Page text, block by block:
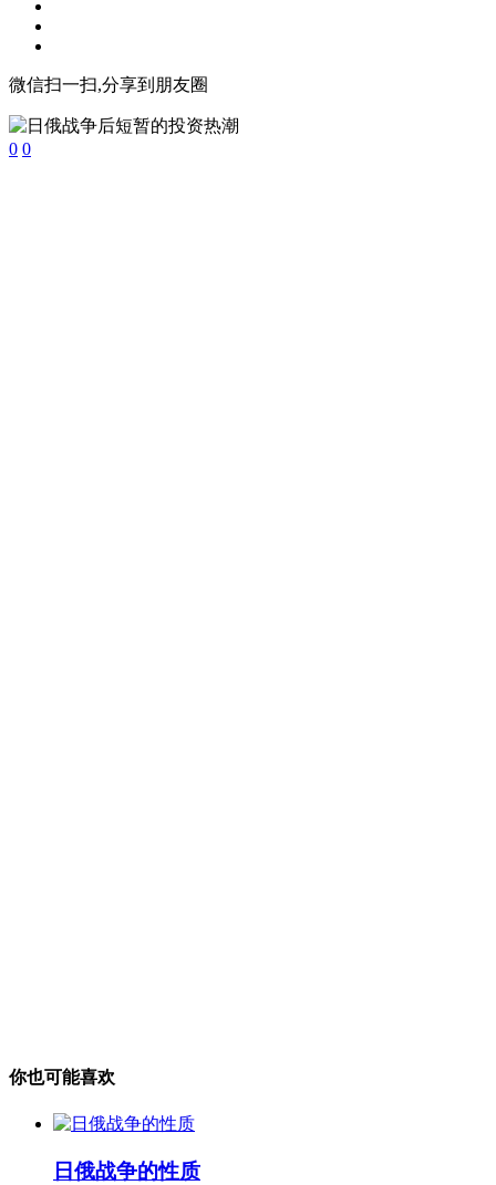
微信扫一扫,分享到朋友圈
0 0
你也可能喜欢
日俄战争的性质